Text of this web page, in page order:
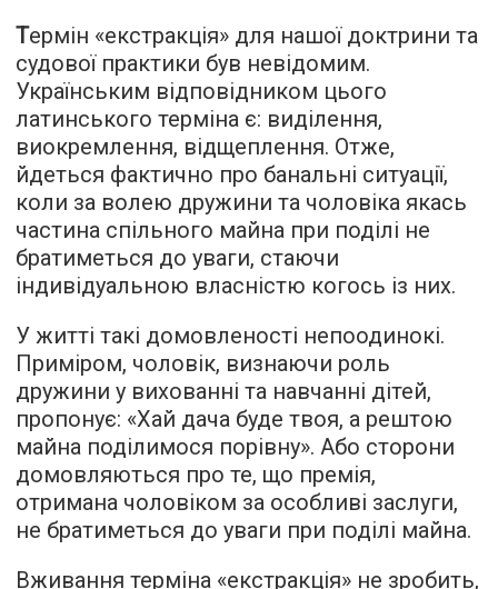
Термін «екстракція» для нашої доктрини та
судової практики був невідомим.
Українським відповідником цього
латинського терміна є: виділення,
виокремлення, відщеплення. Отже,
йдеться фактично про банальні ситуації,
коли за волею дружини та чоловіка якась
частина спільного майна при поділі не
братиметься до уваги, стаючи
індивідуальною власністю когось із них.
У житті такі домовленості непоодинокі.
Приміром, чоловік, визнаючи роль
дружини у вихованні та навчанні дітей,
пропонує: «Хай дача буде твоя, а рештою
майна поділимося порівну». Або сторони
домовляються про те, що премія,
отримана чоловіком за особливі заслуги,
не братиметься до уваги при поділі майна.
Вживання терміна «екстракція» не зробить,